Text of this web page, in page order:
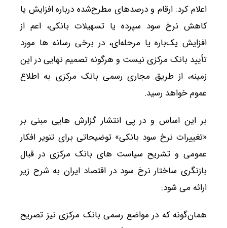
اعلام کرد: ارقام و درصدهای مطرح‌شده درباره افزایش یا
کاهش نرخ سود سپرده یا تسهیلات بانکی، اعم از
افزایش یک‌باره یا مرحله‌ای، در برخی رسانه ها مورد
تأیید بانک مرکزی نیست و هرگونه تصمیم نهایی در این
زمینه، از طریق مجاری رسمی بانک مرکزی به اطلاع
عموم خواهد رسید.
بر این اساس و در پی انتشار گزارش هایی مبنی بر
«تغییرات نرخ سود بانکی» توضیحاتی برای تنویر افکار
عمومی و تشریح سیاست های بانک مرکزی در قبال
بازنگری ساختار نرخ سود در اقتصاد ایران به شرح زیر
ارائه می شود:
همان‌گونه که در مواضع رسمی بانک مرکزی نیز تصریح